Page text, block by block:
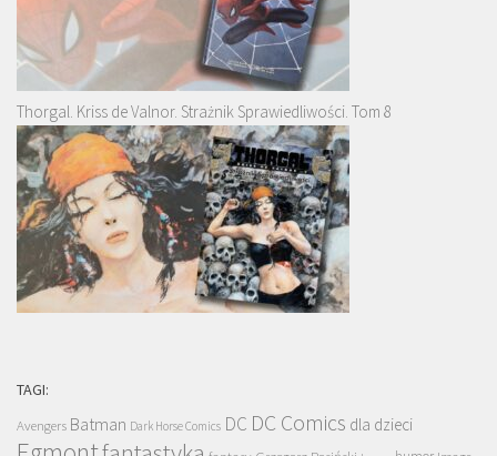
Thorgal. Kriss de Valnor. Strażnik Sprawiedliwości. Tom 8
TAGI:
Avengers Batman Dark Horse Comics DC DC Comics dla dzieci